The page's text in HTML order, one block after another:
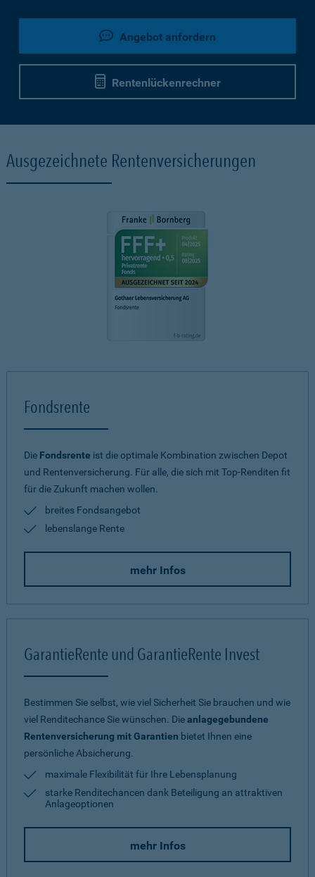
Angebot anfordern
Rentenlückenrechner
Ausgezeichnete Rentenversicherungen
Fondsrente
Die Fondsrente ist die optimale Kombination zwischen Depot
und Rentenversicherung. Für alle, die sich mit Top-Renditen fit
für die Zukunft machen wollen.
breites Fondsangebot
lebenslange Rente
mehr Infos
GarantieRente und GarantieRente Invest
Bestimmen Sie selbst, wie viel Sicherheit Sie brauchen und wie
viel Renditechance Sie wünschen. Dieanlagegebundene
Rentenversicherung mit Garantien bietet Ihnen eine
persönliche Absicherung.
maximale Flexibilität für Ihre Lebensplanung
starke Renditechancen dank Beteiligung an attraktiven
Anlageoptionen
mehr Infos